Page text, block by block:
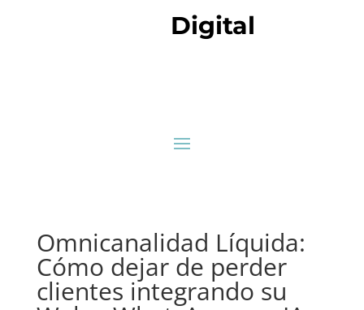
Digital
Omnicanalidad Líquida:
Cómo dejar de perder
clientes integrando su